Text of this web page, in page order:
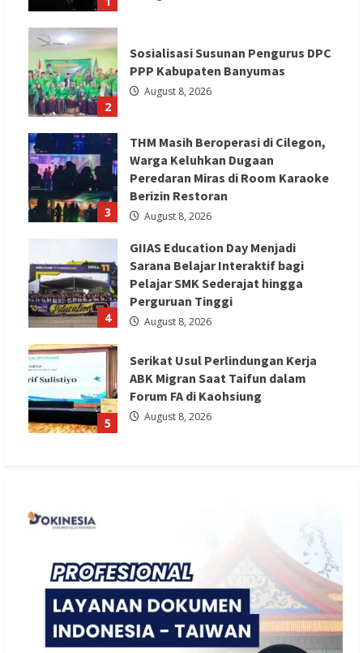
2
Sosialisasi Susunan Pengurus DPC
PPP Kabupaten Banyumas
August 8, 2026
3
THM Masih Beroperasi di Cilegon,
Warga Keluhkan Dugaan
Peredaran Miras di Room Karaoke
Berizin Restoran
August 8, 2026
4
GIIAS Education Day Menjadi
Sarana Belajar Interaktif bagi
Pelajar SMK Sederajat hingga
Perguruan Tinggi
August 8, 2026
5
Serikat Usul Perlindungan Kerja
ABK Migran Saat Taifun dalam
Forum FA di Kaohsiung
August 8, 2026